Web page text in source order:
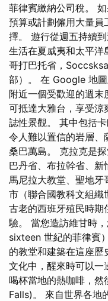
菲律賓繳納公司稅。
預算或計劃僱用大量員
擇。 遊行從週五持續
生活在夏威夷和太平
哥打巴托省，
部）。 在 Google 地
附近一個受歡迎的週
可抵達大雅台，享受涼
誌性景觀。 其中包括
令人難以置信的岩層、
桑巴萬島。 克拉克是
巴丹省、布拉幹省、新
馬尼拉大教堂、聖地牙
市（聯合國教科文組織
古老的西班牙殖民時期
驗。 當您造訪維甘時
sixteen 世紀的菲律賓
的教堂和建築在這座
文化中，醒來時可以一
喝杯當地的熱咖啡，
Falls)。 來自世界各地